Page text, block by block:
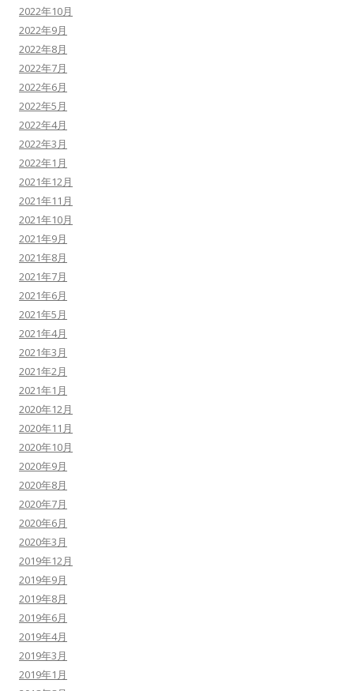
2022年10月
2022年9月
2022年8月
2022年7月
2022年6月
2022年5月
2022年4月
2022年3月
2022年1月
2021年12月
2021年11月
2021年10月
2021年9月
2021年8月
2021年7月
2021年6月
2021年5月
2021年4月
2021年3月
2021年2月
2021年1月
2020年12月
2020年11月
2020年10月
2020年9月
2020年8月
2020年7月
2020年6月
2020年3月
2019年12月
2019年9月
2019年8月
2019年6月
2019年4月
2019年3月
2019年1月